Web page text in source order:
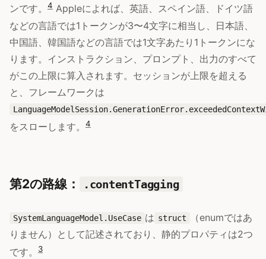
ンです。
4 Appleによれば、英語、スペイン語、ドイツ語
などの言語では1トークンが3〜4文字に相当し、日本語、
中国語、韓国語などの言語では1文字あたり1トークンにな
ります。インストラクション、プロンプト、出力のすべて
がこの上限に算入されます。セッションが上限を超える
と、フレームワークは
をスローします。 4
第2の路線： .contentTagging
SystemLanguageModel.UseCase は struct
（enumではあ
りません）として記述されており、静的プロパティは2つ
です。
3